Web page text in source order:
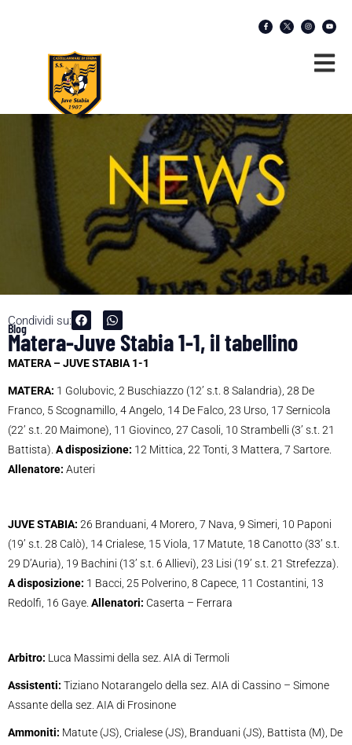
Condividi su:
Blog
Matera-Juve Stabia 1-1, il tabellino
MATERA – JUVE STABIA 1-1
MATERA: 1 Golubovic, 2 Buschiazzo (12’ s.t. 8 Salandria), 28 De
Franco, 5 Scognamillo, 4 Angelo, 14 De Falco, 23 Urso, 17 Sernicola
(22’ s.t. 20 Maimone), 11 Giovinco, 27 Casoli, 10 Strambelli (3’ s.t. 21
Battista). A disposizione: 12 Mittica, 22 Tonti, 3 Mattera, 7 Sartore.
Allenatore: Auteri
JUVE STABIA: 26 Branduani, 4 Morero, 7 Nava, 9 Simeri, 10 Paponi
(19’ s.t. 28 Calò), 14 Crialese, 15 Viola, 17 Matute, 18 Canotto (33’ s.t.
29 D’Auria), 19 Bachini (13’ s.t. 6 Allievi), 23 Lisi (19’ s.t. 21 Strefezza).
A disposizione: 1 Bacci, 25 Polverino, 8 Capece, 11 Costantini, 13
Redolfi, 16 Gaye. Allenatori: Caserta – Ferrara
Arbitro: Luca Massimi della sez. AIA di Termoli
Assistenti: Tiziano Notarangelo della sez. AIA di Cassino – Simone
Assante della sez. AIA di Frosinone
Ammoniti: Matute (JS), Crialese (JS), Branduani (JS), Battista (M), De